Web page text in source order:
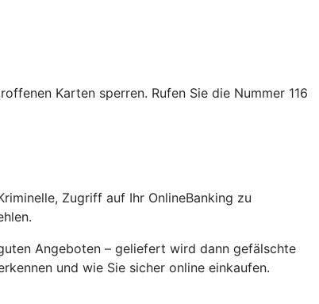
Karten sperren. Rufen Sie die Nummer 116
Zugriff auf Ihr OnlineBanking zu
Angeboten – geliefert wird dann gefälschte
und wie Sie sicher online einkaufen.